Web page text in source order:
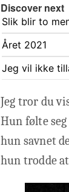
Discover next
Slik blir to
Året 2021
Jeg vil ikke
Jeg tror du
Hun følte
hun savnet
hun trodde